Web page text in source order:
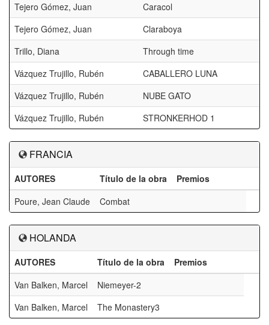
Tejero Gómez, Juan
Caracol
Tejero Gómez, Juan
Claraboya
Trillo, Diana
Through time
Vázquez Trujillo, Rubén
CABALLERO LUNA
Vázquez Trujillo, Rubén
NUBE GATO
Vázquez Trujillo, Rubén
STRONKERHOD 1
FRANCIA
AUTORES Título de la obra
Premios
Poure, Jean Claude
Combat
HOLANDA
AUTORES Título de la obra
Premios
Van Balken, Marcel
Niemeyer-2
Van Balken, Marcel
The Monastery3